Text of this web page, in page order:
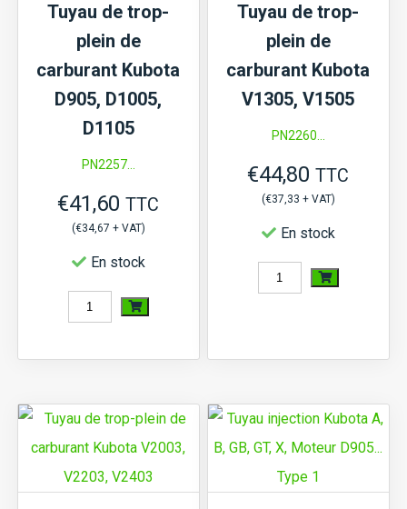
D1105
Type
Kubota
D1503,
Tuyau de trop-
plein de
carburant Kubota
D905, D1005,
D1105
PN2257...
€41,60 TTC
(€34,67 + VAT)
En stock
quantité
Tuyau
trop-
plein
de
Tuyau de trop-
plein de
carburant Kubota
V1305, V1505
PN2260...
€44,80 TTC
(€37,33 + VAT)
En stock
quantité
de
plein
de
carburant